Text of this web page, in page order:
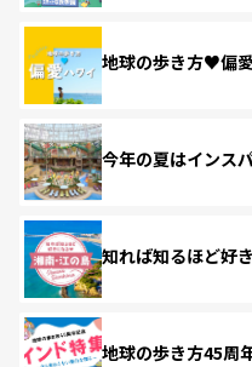
地球の歩き方♥偏
今年の夏はインス
知れば知るほど好
地球の歩き方45周